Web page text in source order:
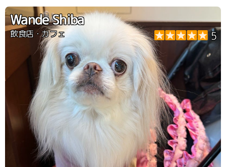
Wande Shiba
飲食店・カフェ 5